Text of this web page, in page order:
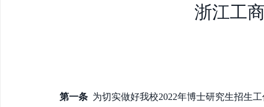
浙江工
第一条 为切实做好我校2022年博士研究生招生